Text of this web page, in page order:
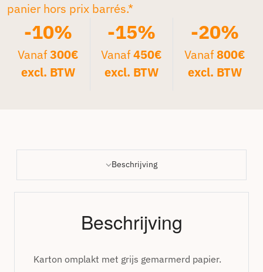
panier hors prix barrés.*
-10%
Vanaf300€
excl. BTW
-15%
Vanaf450€
excl. BTW
-20%
Vanaf800€
excl. BTW
Beschrijving
Beschrijving
Karton omplakt met grijs gemarmerd papier.